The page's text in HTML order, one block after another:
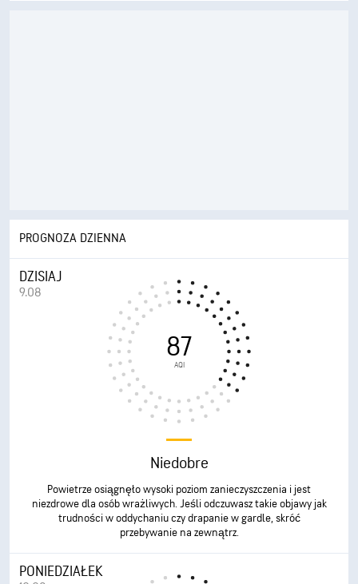
PROGNOZA DZIENNA
DZISIAJ
9.08
87
AQI
Niedobre
Powietrze osiągnęło wysoki poziom zanieczyszczenia i jest
niezdrowe dla osób wrażliwych. Jeśli odczuwasz takie objawy jak
trudności w oddychaniu czy drapanie w gardle, skróć
przebywanie na zewnątrz.
PONIEDZIAŁEK